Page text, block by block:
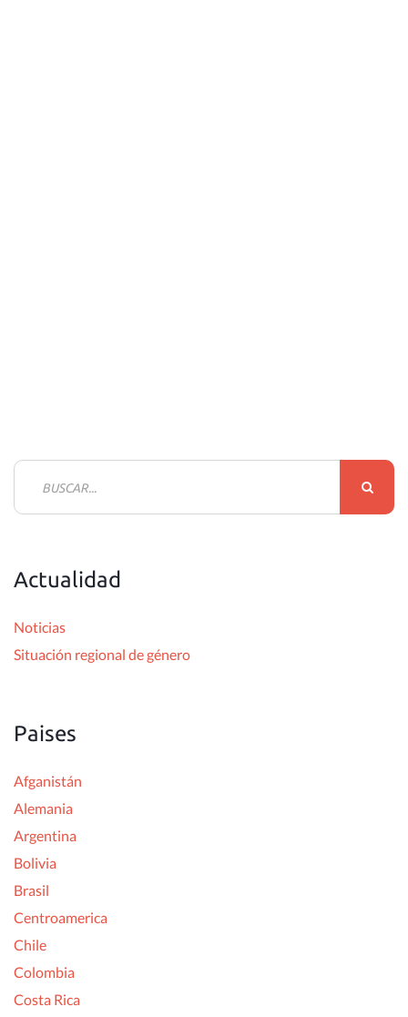
a
:
Actualidad
Noticias
Situación regional de género
Paises
Afganistán
Alemania
Argentina
Bolivia
Brasil
Centroamerica
Chile
Colombia
Costa Rica